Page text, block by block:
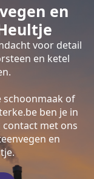
en
voor detail
en ketel
schoonmaak of
ben je in
contact met ons
en